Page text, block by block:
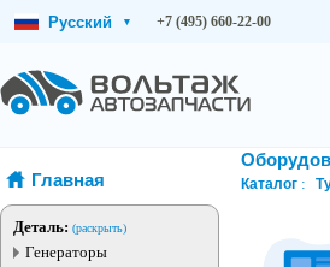
Русский ▾ +7 (495) 660-22-00
Главная
Деталь: (раскрыть)
Генераторы
Каталог